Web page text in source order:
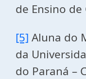
de Ensino de
[5] Aluna do
da
do Paraná –